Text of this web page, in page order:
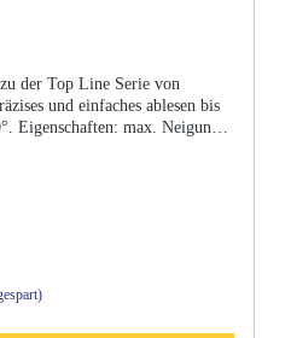
der Top Line Serie von
und einfaches ablesen bis